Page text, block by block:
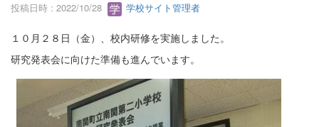
投稿日時 : 2022/10/28 学校サイト管理者
１０月２８日（金）、校内研修を実施しました。
研究発表会に向けた準備も進んでいます。